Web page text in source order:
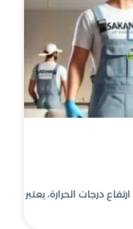
درجات الحرارة، يعتبر